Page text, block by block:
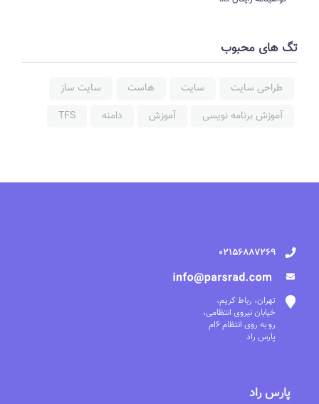
تگ های محبوب
طراحی سایت سایت هاست
سایت ساز
آموزش برنامه نویسی
آموزش دامنه TFS
تهران، رباط کریم،
خیابان نیروی انتظامی،
رو به روی انتظام 6ام
پارس راد
پارس راد